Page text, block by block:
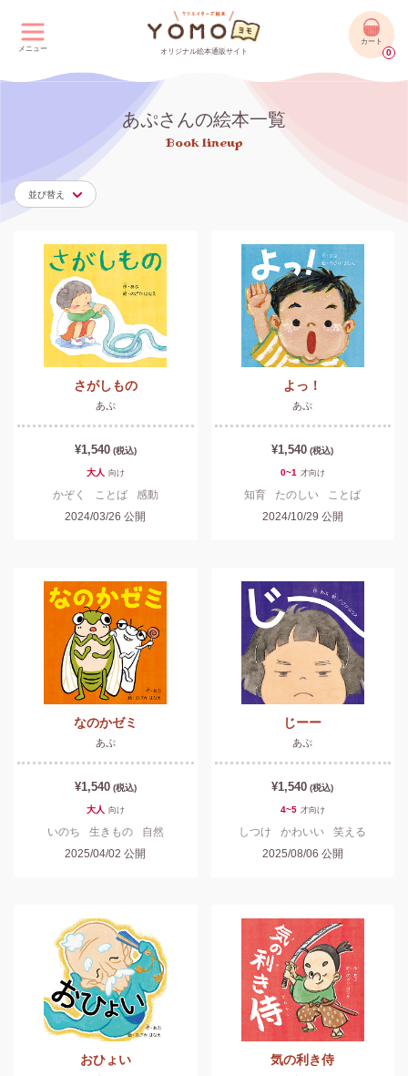
メニュー オリジナル絵本通販サイト
カート
0
あぷさんの絵本一覧
Book lineup
並び替え
さがしもの
あぷ
¥1,540 (税込)
大人 向け
かぞく ことば
感動
2024/03/26 公開
よっ！
あぷ
¥1,540 (税込)
0~1 才向け
知育 たのしい
ことば
2024/10/29 公開
なのかゼミ
あぷ
¥1,540 (税込)
大人 向け
いのち 生きもの
自然
2025/04/02 公開
じーー
あぷ
¥1,540 (税込)
4~5 才向け
しつけ かわいい
笑える
2025/08/06 公開
おひょい 気の利き侍